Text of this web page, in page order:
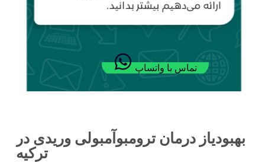
تماس با واتساپ
بهبودیاز درمان ترومبوآمبولی وریدی در
ترکیه